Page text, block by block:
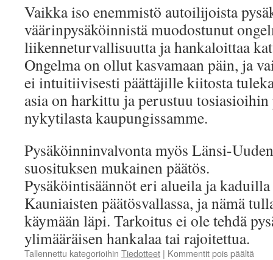
Vaikka iso enemmistö autoilijoista
väärinpysäköinnistä muodostunut
liikenneturvallisuutta ja hankaloittaa
Ongelma on ollut kasvamaan päin, ja
ei intuitiivisesti päättäjille kiitosta
asia on harkittu ja perustuu
nykytilasta kaupungissamme.
Pysäköinninvalvonta myös Länsi-
suosituksen mukainen päätös.
Pysäköintisäännöt eri alueila ja
Kauniaisten päätösvallassa, ja nämä
käymään läpi. Tarkoitus ei ole tehdä
ylimääräisen hankalaa tai rajoitettua.
Tallennettu kategorioihin Tiedotteet | Kommentit pois päältä